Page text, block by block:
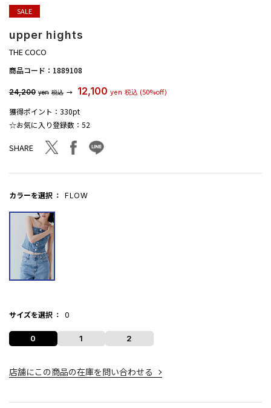
SALE
upper hights
THE COCO
商品コード： 1889108
24,200 yen 税込 → 12,100 yen 税込 (50%off)
獲得ポイント： 330pt
☆お気に入り登録数： 52
SHARE twitterfacebookline
カラーを選択 FLOW
サイズを選択 0
0 1 2
店舗にこの商品の在庫を問い合わせる